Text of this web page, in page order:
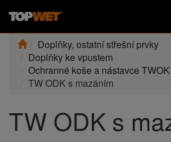
Doplňky, ostatní střešní prvky
Doplňky ke vpustem
Ochranné koše a nástavce TWOK
TW ODK s mazáním
TW ODK s